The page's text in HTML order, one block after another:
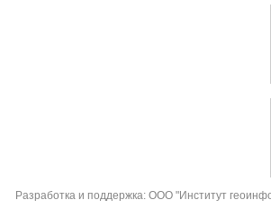
Разработка и поддержка: ООО "Институт